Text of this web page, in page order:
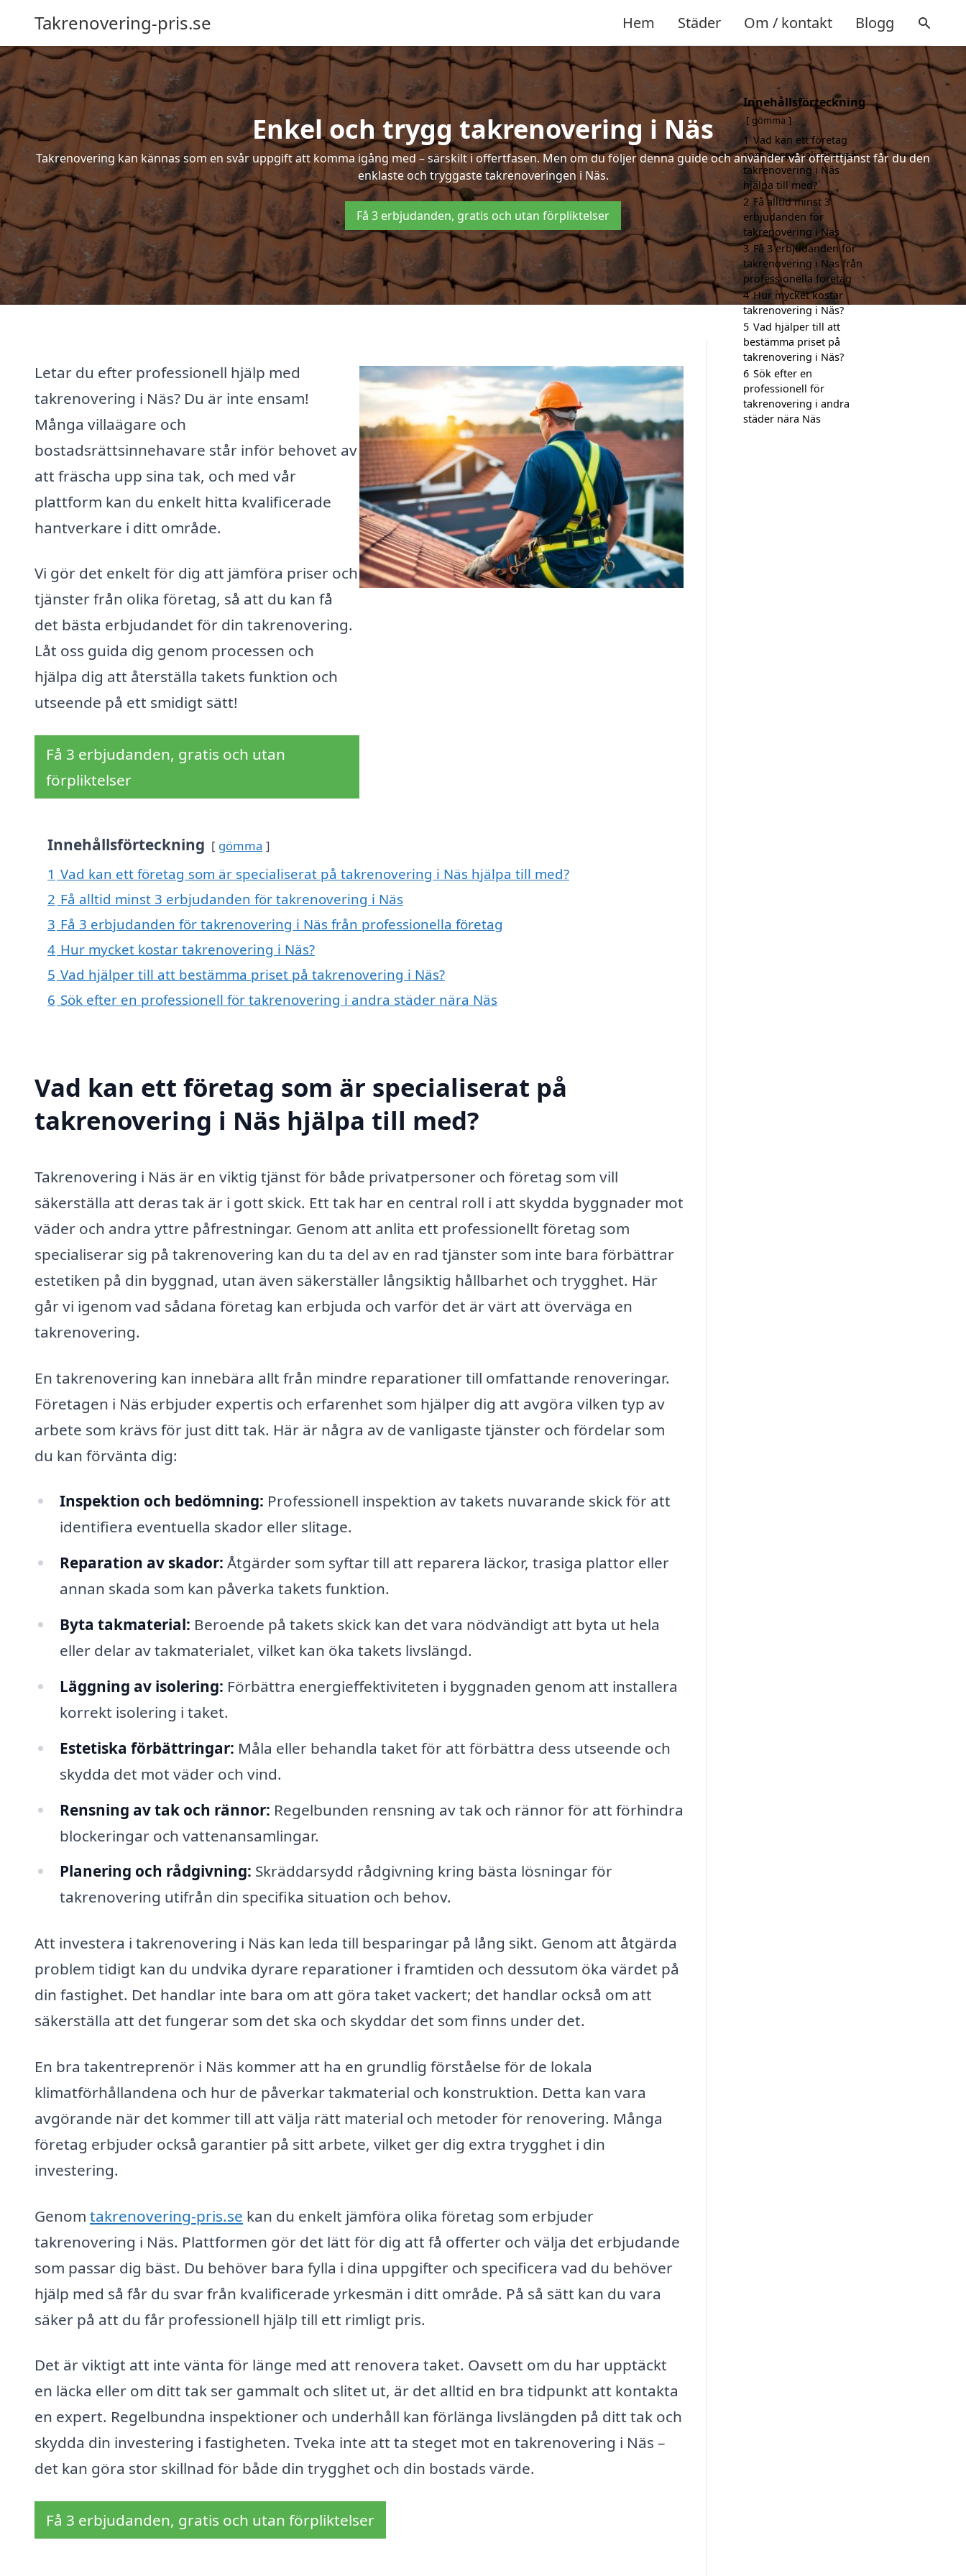
Takrenovering-pris.se Hem Städer Om / kontakt Blogg
Enkel och trygg takrenovering i Näs
Takrenovering kan kännas som en svår uppgift att komma igång med – särskilt i offertfasen. Men om du följer denna guide och använder vår offerttjänst får du den
enklaste och tryggaste takrenoveringen i Näs.
Få 3 erbjudanden, gratis och utan förpliktelser
Letar du efter professionell hjälp med
takrenovering i Näs? Du är inte ensam!
Många villaägare och
bostadsrättsinnehavare står inför behovet av
att fräscha upp sina tak, och med vår
plattform kan du enkelt hitta kvalificerade
hantverkare i ditt område.
Vi gör det enkelt för dig att jämföra priser och
tjänster från olika företag, så att du kan få
det bästa erbjudandet för din takrenovering.
Låt oss guida dig genom processen och
hjälpa dig att återställa takets funktion och
utseende på ett smidigt sätt!
Få 3 erbjudanden, gratis och utan
förpliktelser
Innehållsförteckning gömma
1 Vad kan ett företag som är specialiserat på takrenovering i Näs hjälpa till med?
2 Få alltid minst 3 erbjudanden för takrenovering i Näs
3 Få 3 erbjudanden för takrenovering i Näs från professionella företag
4 Hur mycket kostar takrenovering i Näs?
5 Vad hjälper till att bestämma priset på takrenovering i Näs?
6 Sök efter en professionell för takrenovering i andra städer nära Näs
Vad kan ett företag som är specialiserat på
takrenovering i Näs hjälpa till med?
Takrenovering i Näs är en viktig tjänst för både privatpersoner och företag som vill
säkerställa att deras tak är i gott skick. Ett tak har en central roll i att skydda byggnader mot
väder och andra yttre påfrestningar. Genom att anlita ett professionellt företag som
specialiserar sig på takrenovering kan du ta del av en rad tjänster som inte bara förbättrar
estetiken på din byggnad, utan även säkerställer långsiktig hållbarhet och trygghet. Här
går vi igenom vad sådana företag kan erbjuda och varför det är värt att överväga en
takrenovering.
En takrenovering kan innebära allt från mindre reparationer till omfattande renoveringar.
Företagen i Näs erbjuder expertis och erfarenhet som hjälper dig att avgöra vilken typ av
arbete som krävs för just ditt tak. Här är några av de vanligaste tjänster och fördelar som
du kan förvänta dig:
Inspektion och bedömning: Professionell inspektion av takets nuvarande skick för att
identifiera eventuella skador eller slitage.
Reparation av skador: Åtgärder som syftar till att reparera läckor, trasiga plattor eller
annan skada som kan påverka takets funktion.
Byta takmaterial: Beroende på takets skick kan det vara nödvändigt att byta ut hela
eller delar av takmaterialet, vilket kan öka takets livslängd.
Läggning av isolering: Förbättra energieffektiviteten i byggnaden genom att installera
korrekt isolering i taket.
Estetiska förbättringar: Måla eller behandla taket för att förbättra dess utseende och
skydda det mot väder och vind.
Rensning av tak och rännor: Regelbunden rensning av tak och rännor för att förhindra
blockeringar och vattenansamlingar.
Planering och rådgivning: Skräddarsydd rådgivning kring bästa lösningar för
takrenovering utifrån din specifika situation och behov.
Att investera i takrenovering i Näs kan leda till besparingar på lång sikt. Genom att åtgärda
problem tidigt kan du undvika dyrare reparationer i framtiden och dessutom öka värdet på
din fastighet. Det handlar inte bara om att göra taket vackert; det handlar också om att
säkerställa att det fungerar som det ska och skyddar det som finns under det.
En bra takentreprenör i Näs kommer att ha en grundlig förståelse för de lokala
klimatförhållandena och hur de påverkar takmaterial och konstruktion. Detta kan vara
avgörande när det kommer till att välja rätt material och metoder för renovering. Många
företag erbjuder också garantier på sitt arbete, vilket ger dig extra trygghet i din
investering.
Genom takrenovering-pris.se kan du enkelt jämföra olika företag som erbjuder
takrenovering i Näs. Plattformen gör det lätt för dig att få offerter och välja det erbjudande
som passar dig bäst. Du behöver bara fylla i dina uppgifter och specificera vad du behöver
hjälp med så får du svar från kvalificerade yrkesmän i ditt område. På så sätt kan du vara
säker på att du får professionell hjälp till ett rimligt pris.
Det är viktigt att inte vänta för länge med att renovera taket. Oavsett om du har upptäckt
en läcka eller om ditt tak ser gammalt och slitet ut, är det alltid en bra tidpunkt att kontakta
en expert. Regelbundna inspektioner och underhåll kan förlänga livslängden på ditt tak och
skydda din investering i fastigheten. Tveka inte att ta steget mot en takrenovering i Näs –
det kan göra stor skillnad för både din trygghet och din bostads värde.
Få 3 erbjudanden, gratis och utan förpliktelser
Innehållsförteckning
gömma
1 Vad kan ett företag
som är specialiserat på
takrenovering i Näs
hjälpa till med?
2 Få alltid minst 3
erbjudanden för
takrenovering i Näs
3 Få 3 erbjudanden för
takrenovering i Näs från
professionella företag
4 Hur mycket kostar
takrenovering i Näs?
5 Vad hjälper till att
bestämma priset på
takrenovering i Näs?
6 Sök efter en
professionell för
takrenovering i andra
städer nära Näs